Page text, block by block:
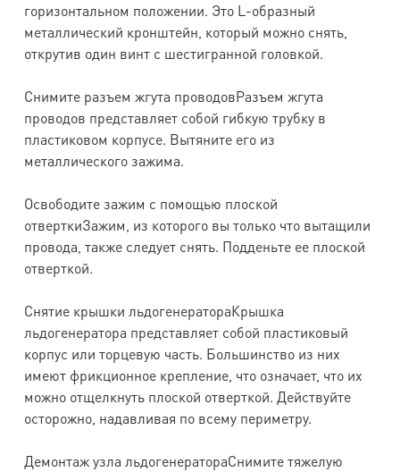
горизонтальном положении. Это L-образный
металлический кронштейн, который можно снять,
открутив один винт с шестигранной головкой.
Снимите разъем жгута проводовРазъем жгута
проводов представляет собой гибкую трубку в
пластиковом корпусе. Вытяните его из
металлического зажима.
Освободите зажим с помощью плоской
отверткиЗажим, из которого вы только что вытащили
провода, также следует снять. Подденьте ее плоской
отверткой.
Снятие крышки льдогенератораКрышка
льдогенератора представляет собой пластиковый
корпус или торцевую часть. Большинство из них
имеют фрикционное крепление, что означает, что их
можно отщелкнуть плоской отверткой. Действуйте
осторожно, надавливая по всему периметру.
Демонтаж узла льдогенератораСнимите тяжелую